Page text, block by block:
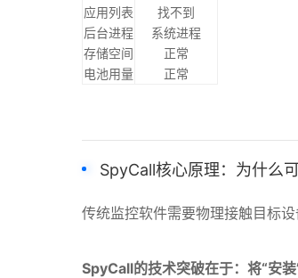
应用列表
找不到
后台进程
系统进程
存储空间
正常
电池用量
正常
SpyCall核心原理：为什么
传统监控软件需要物理接触目标
SpyCall的技术突破在于：将“安装